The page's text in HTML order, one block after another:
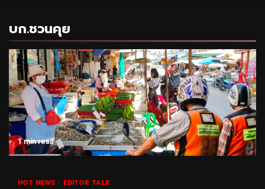
บก.ชวนคุย
1 min read
HOT NEWS EDITOR TALK